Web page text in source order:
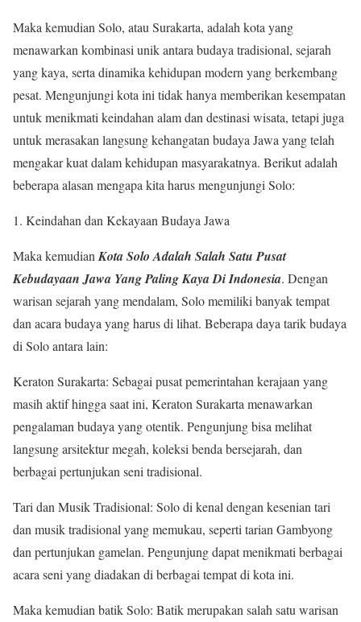
Maka kemudian Solo, atau Surakarta, adalah kota yang
menawarkan kombinasi unik antara budaya tradisional, sejarah
yang kaya, serta dinamika kehidupan modern yang berkembang
pesat. Mengunjungi kota ini tidak hanya memberikan kesempatan
untuk menikmati keindahan alam dan destinasi wisata, tetapi juga
untuk merasakan langsung kehangatan budaya Jawa yang telah
mengakar kuat dalam kehidupan masyarakatnya. Berikut adalah
beberapa alasan mengapa kita harus mengunjungi Solo:
Keindahan dan Kekayaan Budaya Jawa
Maka kemudianKota Solo Adalah Salah Satu Pusat
Kebudayaan Jawa Yang Paling Kaya Di Indonesia. Dengan
warisan sejarah yang mendalam, Solo memiliki banyak tempat
dan acara budaya yang harus di lihat. Beberapa daya tarik budaya
di Solo antara lain:
Keraton Surakarta: Sebagai pusat pemerintahan kerajaan yang
masih aktif hingga saat ini, Keraton Surakarta menawarkan
pengalaman budaya yang otentik. Pengunjung bisa melihat
langsung arsitektur megah, koleksi benda bersejarah, dan
berbagai pertunjukan seni tradisional.
Tari dan Musik Tradisional: Solo di kenal dengan kesenian tari
dan musik tradisional yang memukau, seperti tarian Gambyong
dan pertunjukan gamelan. Pengunjung dapat menikmati berbagai
acara seni yang diadakan di berbagai tempat di kota ini.
Maka kemudian batik Solo: Batik merupakan salah satu warisan